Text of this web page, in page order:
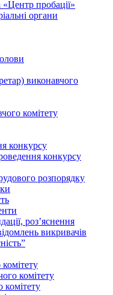
пробації»
органи
виконавчого
комітету
конкурсу
конкурсу
розпорядку
роз’яснення
викривачів
комітету
комітету